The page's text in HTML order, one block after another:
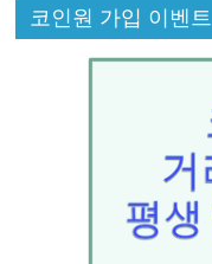
코인원 가입 이벤트